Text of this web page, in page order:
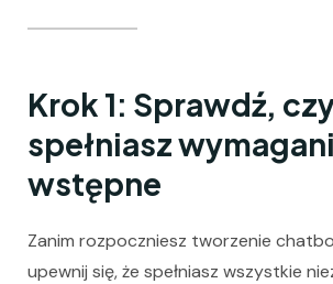
Krok 1: Sprawdź,
spełniasz
wstępne
Zanim rozpoczniesz tworzenie
upewnij się, że spełniasz wszystkie